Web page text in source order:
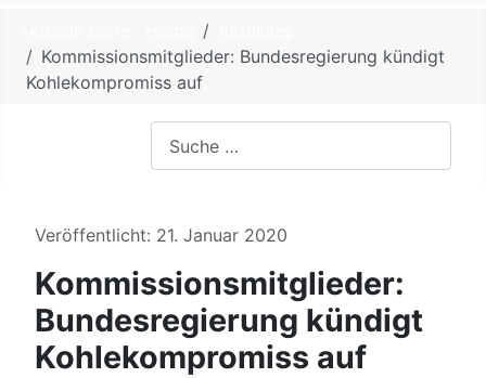
Kommissionsmitglieder: Bundesregierung kündigt
Kohlekompromiss auf
Details
Veröffentlicht: 21. Januar 2020
Kommissionsmitglieder:
Bundesregierung kündigt
Kohlekompromiss auf